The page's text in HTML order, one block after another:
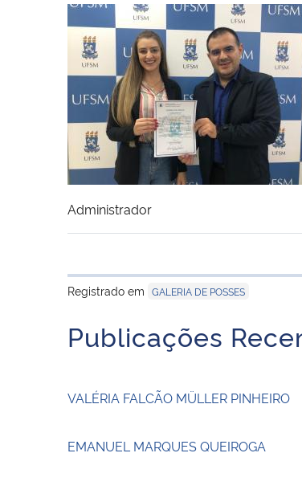
Administrador
Registrado em GALERIA DE POSSES
Publicações
VALÉRIA FALCÃO MÜLLER PINHEIRO
EMANUEL MARQUES QUEIROGA